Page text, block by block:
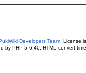
Developers Team. License is
by PHP 5.6.40. HTML convert